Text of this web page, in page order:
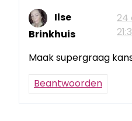
Ilse
Brinkhuis
24
Maak supergraag
Beantwoorden